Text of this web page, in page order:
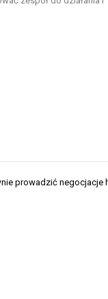
prowadzić negocjacje